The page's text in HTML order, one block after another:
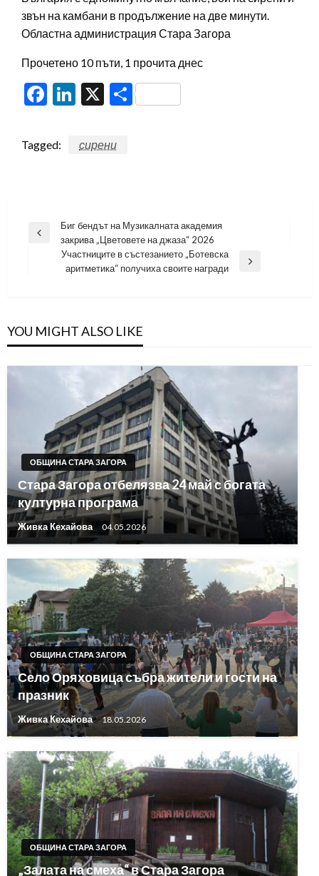
звън на камбани в продължение на две минути.
Областна администрация Стара Загора
Прочетено 10 пъти, 1 прочита днес
Facebook
LinkedIn
X Share
Tagged: сирени
Навигация
Previous
Биг бендът на Музикалната академия
закрива „Цветовете на джаза“ 2026
Участниците в състезанието „Ботевска
аритметика“ получиха своите награди
YOU MIGHT ALSO LIKE
ОБЩИНА СТАРА ЗАГОРА
Стара Загора отбелязва 24 май с богата
културна програма
Живка Кехайова 04.05.2026
ОБЩИНА СТАРА ЗАГОРА
Село Оряховица събра жители и гости на
празник
Живка Кехайова 18.05.2026
ОБЩИНА СТАРА ЗАГОРА
„Залата на смеха“ в Стара Загора